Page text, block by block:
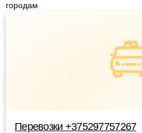
городам
Перевозки +375297757267